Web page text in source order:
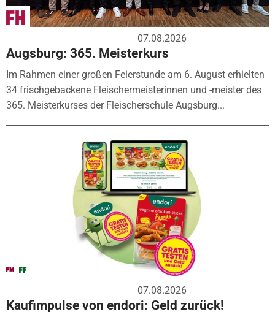
07.08.2026
Augsburg: 365. Meisterkurs
Im Rahmen einer großen Feierstunde am 6. August erhielten
34 frischgebackene Fleischermeisterinnen und -meister des
365. Meisterkurses der Fleischerschule Augsburg...
07.08.2026
Kaufimpulse von endori: Geld zurück!